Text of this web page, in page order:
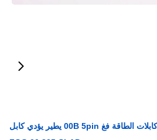
0.5 متر 1 متر ليمو مخصص كابلات الطاقة فغ 00B 5pin يطير يؤدي كابل